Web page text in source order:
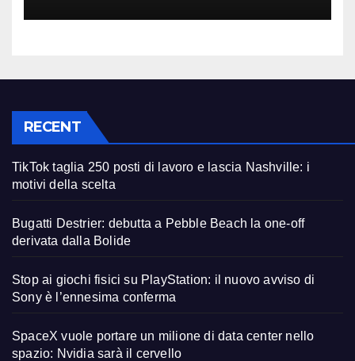
RECENT
TikTok taglia 250 posti di lavoro e lascia Nashville: i
motivi della scelta
Bugatti Destrier: debutta a Pebble Beach la one-off
derivata dalla Bolide
Stop ai giochi fisici su PlayStation: il nuovo avviso di
Sony è l’ennesima conferma
SpaceX vuole portare un milione di data center nello
spazio: Nvidia sarà il cervello